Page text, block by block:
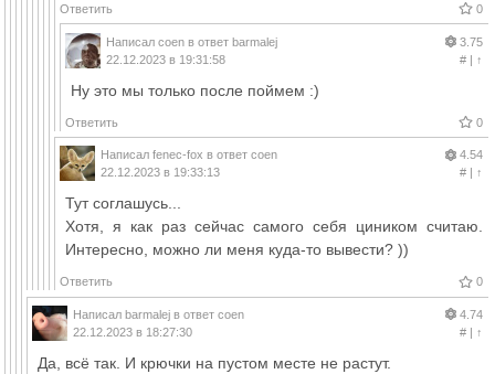
Ответить 0
Написал coen в ответ barmalej
22.12.2023 в 19:31:58
3.75
#| ↑
Ну это мы только после поймем :)
Ответить 0
Написал fenec-fox в ответ coen
22.12.2023 в 19:33:13
4.54
#| ↑
Тут соглашусь...
Хотя, я как раз сейчас самого себя циником считаю.
Интересно, можно ли меня куда-то вывести? ))
Ответить 0
Написал barmalej в ответ coen
22.12.2023 в 18:27:30
4.74
#| ↑
Да, всё так. И крючки на пустом месте не растут.